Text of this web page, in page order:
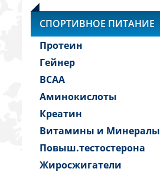
СПОРТИВНОЕ ПИТАНИЕ
Протеин
Гейнер
BCAA
Аминокислоты
Креатин
Витамины и Минералы
Повыш.тестостерона
Жиросжигатели